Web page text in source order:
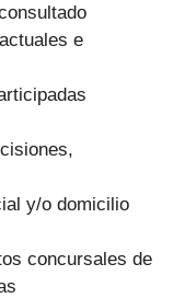
e
y/o domicilio
concursales de